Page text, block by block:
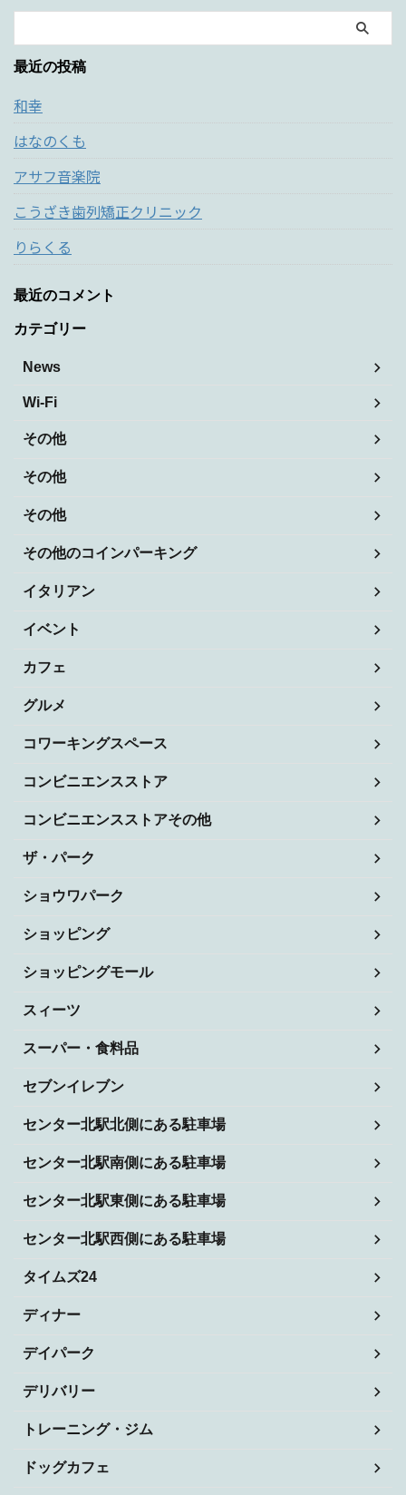
最近の投稿
和幸
はなのくも
アサフ音楽院
こうざき歯列矯正クリニック
りらくる
最近のコメント
カテゴリー
News
Wi-Fi
その他
その他
その他
その他のコインパーキング
イタリアン
イベント
カフェ
グルメ
コワーキングスペース
コンビニエンスストア
コンビニエンスストアその他
ザ・パーク
ショウワパーク
ショッピング
ショッピングモール
スィーツ
スーパー・食料品
セブンイレブン
センター北駅北側にある駐車場
センター北駅南側にある駐車場
センター北駅東側にある駐車場
センター北駅西側にある駐車場
タイムズ24
ディナー
デイパーク
デリバリー
トレーニング・ジム
ドッグカフェ